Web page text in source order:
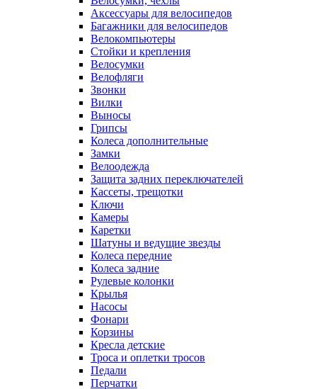
Аксессуары для велосипедов
Багажники для велосипедов
Велокомпьютеры
Стойки и крепления
Велосумки
Велофляги
Звонки
Вилки
Выносы
Грипсы
Колеса дополнительные
Замки
Велоодежда
Защита задних переключателей
Кассеты, трещотки
Ключи
Камеры
Каретки
Шатуны и ведущие звезды
Колеса передние
Колеса задние
Рулевые колонки
Крылья
Насосы
Фонари
Корзины
Кресла детские
Троса и оплетки тросов
Педали
Перчатки